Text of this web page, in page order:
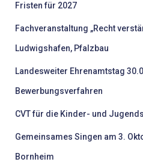
Fristen für 2027
Fachveranstaltung „Recht
Ludwigshafen, Pfalzbau
Landesweiter Ehrenamtstag
Bewerbungsverfahren
CVT für die Kinder- und
Gemeinsames Singen am 3.
Bornheim